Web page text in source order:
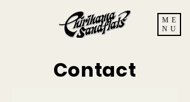
ME
NU
Contact